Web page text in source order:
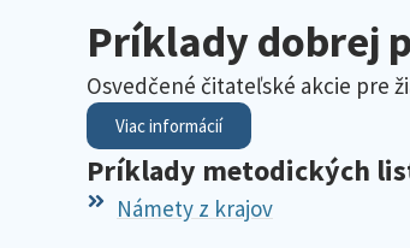
Príklady dobrej
Osvedčené čitateľské akcie pre
Viac informácií
Príklady metodických
Námety z krajov